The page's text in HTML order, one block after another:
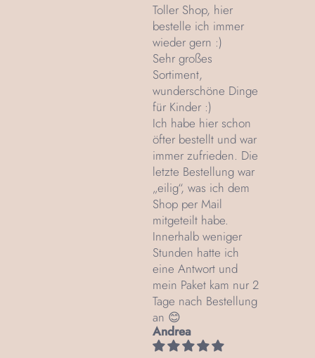
Toller Shop, hier
bestelle ich immer
wieder gern :)
Sehr großes
Sortiment,
wunderschöne Dinge
für Kinder :)
Ich habe hier schon
öfter bestellt und war
immer zufrieden. Die
letzte Bestellung war
„eilig“, was ich dem
Shop per Mail
mitgeteilt habe.
Innerhalb weniger
Stunden hatte ich
eine Antwort und
mein Paket kam nur 2
Tage nach Bestellung
an 😊
Andrea